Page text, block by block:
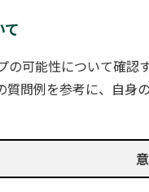
の可能性について確認
質問例を参考に、自身